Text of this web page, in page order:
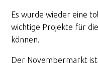
Es wurde wieder eine
wichtige Projekte für
können.
Der Novembermarkt